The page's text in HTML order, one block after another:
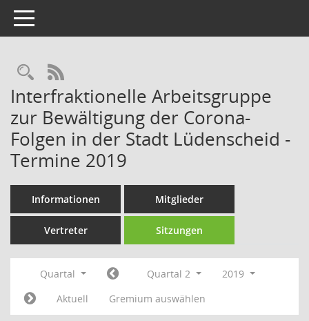
Toggle navigation
Rechercheauswahl
RSS-Feed
Interfraktionelle Arbeitsgruppe
zur Bewältigung der Corona-
Folgen in der Stadt Lüdenscheid -
Termine 2019
Informationen Mitglieder
Vertreter Sitzungen
Quartal Quartal 2
2019
Aktuell
Gremium auswählen